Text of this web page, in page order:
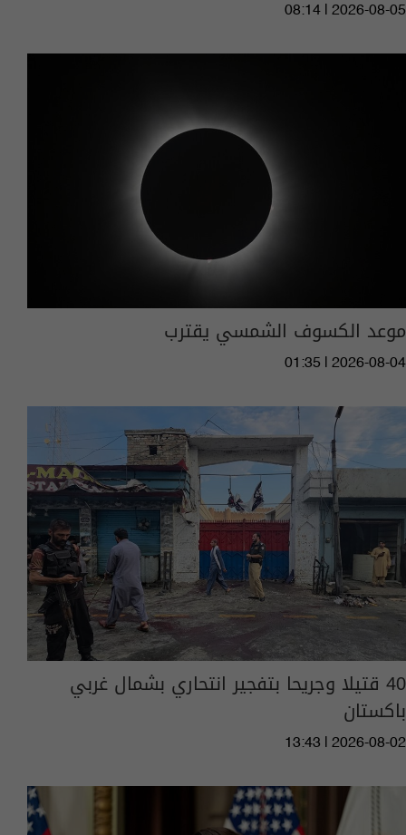
08:14 | 2026-08-05
موعد الكسوف الشمسي يقترب
01:35 | 2026-08-04
40 قتيلا وجريحا بتفجير انتحاري بشمال غربي
باكستان
13:43 | 2026-08-02